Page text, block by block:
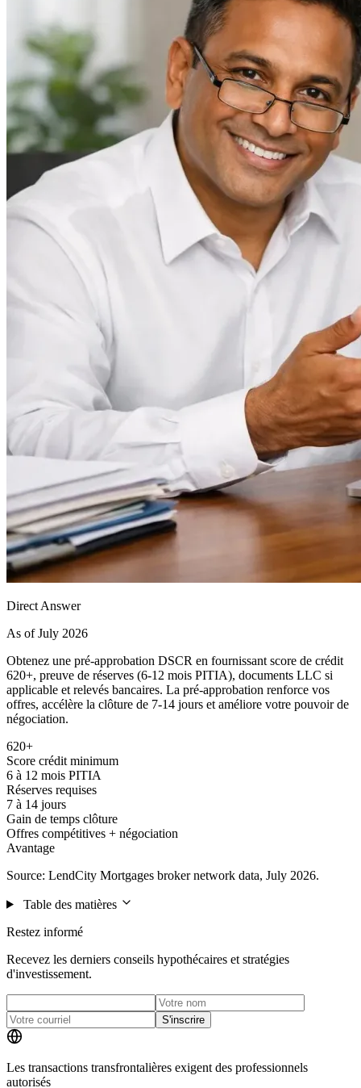
Direct Answer
As of July 2026
Obtenez une pré-approbation DSCR en fournissant score de crédit
620+, preuve de réserves (6-12 mois PITIA), documents LLC si
applicable et relevés bancaires. La pré-approbation renforce vos
offres, accélère la clôture de 7-14 jours et améliore votre pouvoir de
négociation.
620+
Score crédit minimum
6 à 12 mois PITIA
Réserves requises
7 à 14 jours
Gain de temps clôture
Offres compétitives + négociation
Avantage
Source: LendCity Mortgages broker network data, July 2026.
Table des matières
Restez informé
Recevez les derniers conseils hypothécaires et stratégies
d'investissement.
S'inscrire
Les transactions transfrontalières exigent des professionnels
autorisés